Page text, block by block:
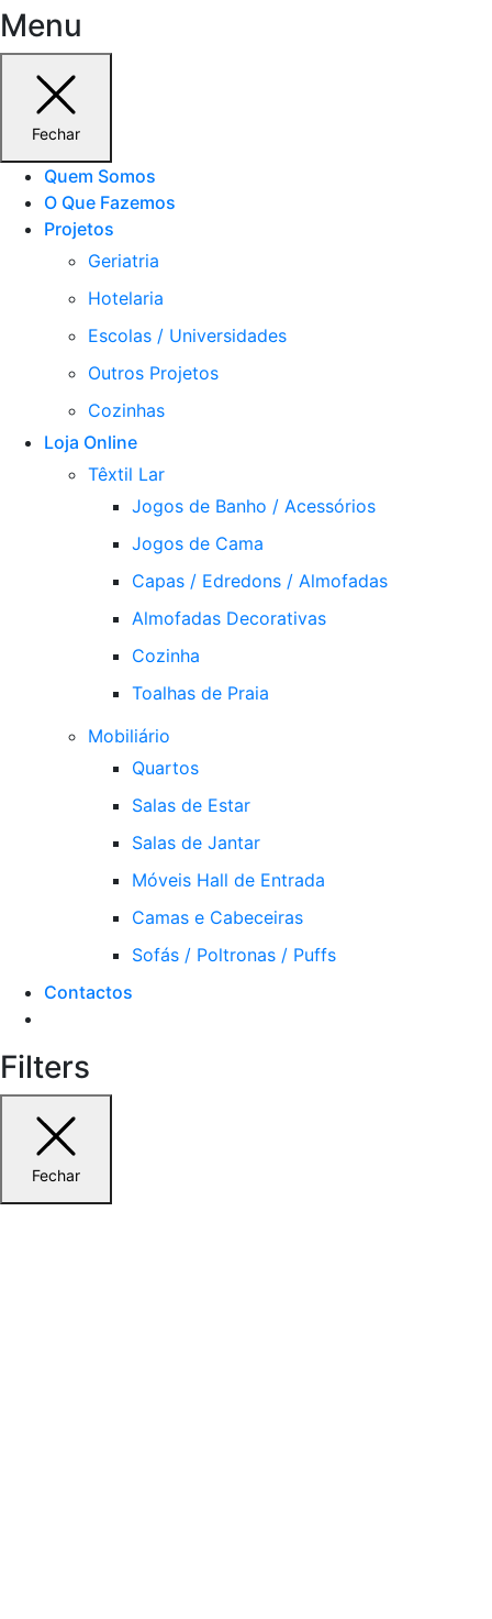
Menu
Fechar
Quem Somos
O Que Fazemos
Projetos
Geriatria
Hotelaria
Escolas / Universidades
Outros Projetos
Cozinhas
Loja Online
Têxtil Lar
Jogos de Banho / Acessórios
Jogos de Cama
Capas / Edredons / Almofadas
Almofadas Decorativas
Cozinha
Toalhas de Praia
Mobiliário
Quartos
Salas de Estar
Salas de Jantar
Móveis Hall de Entrada
Camas e Cabeceiras
Sofás / Poltronas / Puffs
Contactos
Filters
Fechar